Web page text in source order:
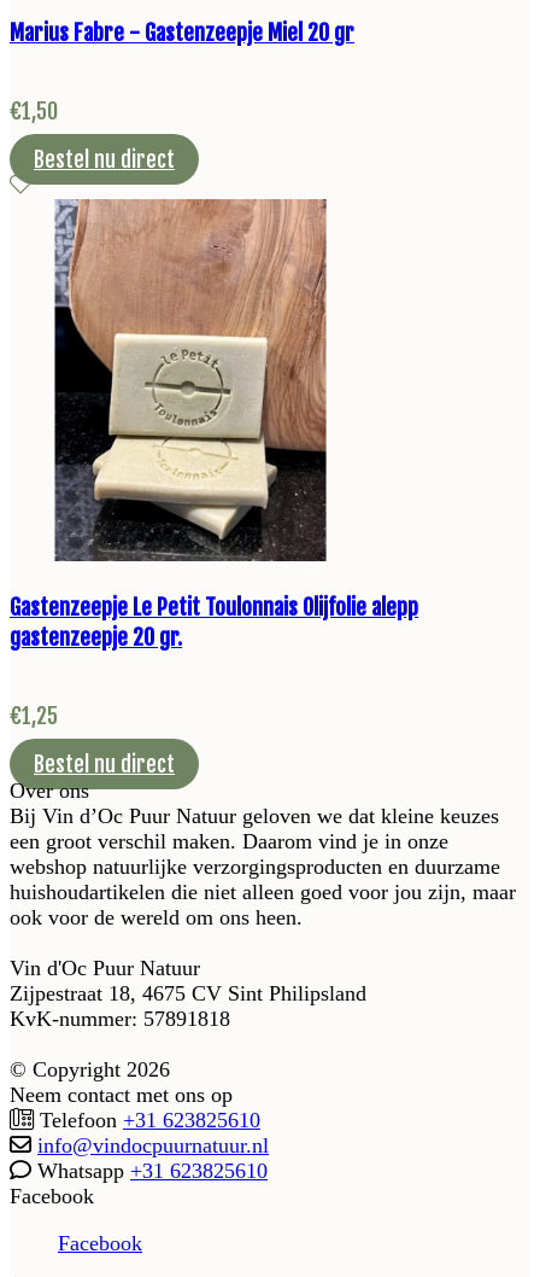
Marius Fabre - Gastenzeepje Miel 20 gr
€1,50
Bestel nu direct
Gastenzeepje Le Petit Toulonnais Olijfolie alepp
gastenzeepje 20 gr.
€1,25
Bestel nu direct
Over ons
Bij Vin d’Oc Puur Natuur geloven we dat kleine keuzes
een groot verschil maken. Daarom vind je in onze
webshop natuurlijke verzorgingsproducten en duurzame
huishoudartikelen die niet alleen goed voor jou zijn, maar
ook voor de wereld om ons heen.
Vin d'Oc Puur Natuur
Zijpestraat 18, 4675 CV Sint Philipsland
KvK-nummer: 57891818
© Copyright 2026
Neem contact met ons op
Telefoon +31 623825610
info@vindocpuurnatuur.nl
Whatsapp +31 623825610
Facebook
Facebook